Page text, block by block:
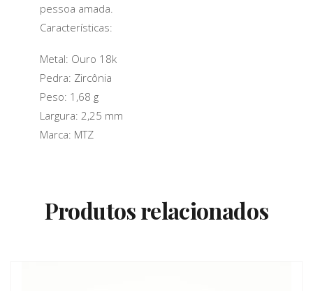
pessoa amada.
Características:
Metal: Ouro 18k
Pedra: Zircônia
Peso: 1,68 g
Largura: 2,25 mm
Marca: MTZ
Produtos relacionados